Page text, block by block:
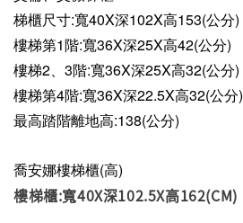
梯櫃尺寸:寬40X深102X高153(公分)
樓梯第1階:寬36X深25X高42(公分)
樓梯2、3階:寬36X深25X高32(公分)
樓梯第4階:寬36X深22.5X高32(公分)
最高踏階離地高:138(公分)
喬安娜樓梯櫃(高)
樓梯櫃:寬40X深102.5X高162(CM)